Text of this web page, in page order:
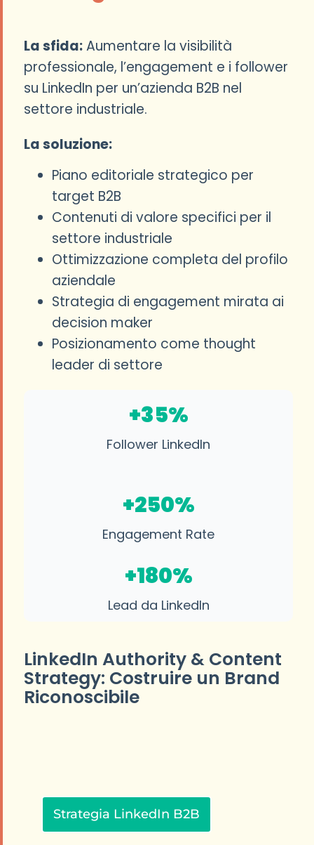
La sfida:Aumentare la visibilità
professionale, l’engagement e i follower
su LinkedIn per un’azienda B2B nel
settore industriale.
La soluzione:
Piano editoriale strategico per
target B2B
Contenuti di valore specifici per il
settore industriale
Ottimizzazione completa del profilo
aziendale
Strategia di engagement mirata ai
decision maker
Posizionamento come thought
leader di settore
+35%
Follower LinkedIn
+250%
Engagement Rate
+180%
Lead da LinkedIn
LinkedIn Authority & Content
Strategy: Costruire un Brand
Riconoscibile
Strategia LinkedIn B2B